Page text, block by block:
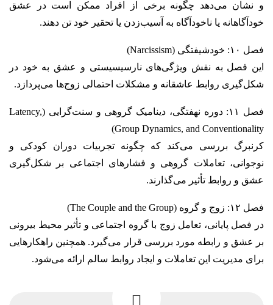
و نشان می‌دهد چگونه برخی از افراد ممکن است در عشق
خودآگاهانه یا ناخودآگاه به آسیب‌زدن یا تحقیر خود تن دهند.
فصل ۱۰: خودشیفتگی (Narcissism)
این فصل به نقش ویژگی‌های نارسیسیستی و عشق به خود در
شکل‌گیری روابط عاشقانه و مشکلات احتمالی زوج‌ها می‌پردازد.
فصل ۱۱: دوره نهفتگی، دینامیک گروهی و سنت‌گرایی (Latency,
Group Dynamics, and Conventionality)
کرنبرگ بررسی می‌کند که چگونه تجربیات دوران کودکی و
نوجوانی، تعاملات گروهی و فشارهای اجتماعی بر شکل‌گیری
عشق و روابط تأثیر می‌گذارند.
فصل ۱۲: زوج و گروه (The Couple and the Group)
در فصل پایانی، تعامل زوج با گروه اجتماعی و تأثیر محیط بیرونی
بر عشق و رابطه مورد بررسی قرار می‌گیرد. همچنین راهکارهایی
برای مدیریت این تعاملات و ایجاد روابط سالم ارائه می‌شود.